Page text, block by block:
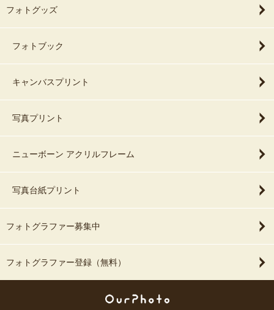
フォトグッズ
フォトブック
キャンバスプリント
写真プリント
ニューボーン アクリルフレーム
写真台紙プリント
フォトグラファー募集中
フォトグラファー登録（無料）